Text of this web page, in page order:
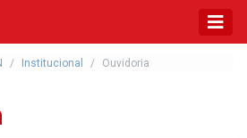
Institucional Ouvidoria